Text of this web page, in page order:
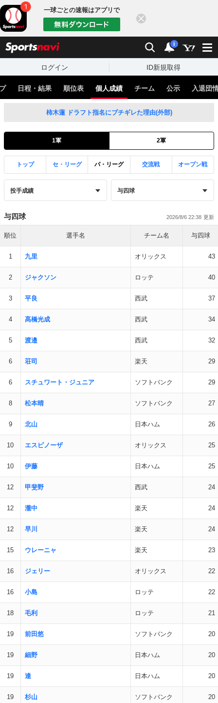
一球ごとの速報はアプリで
検索 通知
i
ログイン ID新規取得
日程・結果 順位表 個人成績 チーム 公示 入退団
柿木蓮 ドラフト指名にブチギレた理由(外部)
1軍 2軍
トップ セ・リーグ パ・リーグ 交流戦 オープン戦
与四球 2026/8/6 22:38
順位 選手名 チーム名 与四球
1 九里 オリックス 43
2 ジャクソン ロッテ 40
3 平良 西武 37
4 髙橋光成 西武 34
5 渡邉 西武 32
6 荘司 楽天 29
6 スチュワート・ジュニア ソフトバンク 29
8 松本晴 ソフトバンク 27
9 北山 日本ハム 26
10 エスピノーザ オリックス 25
10 伊藤 日本ハム 25
12 甲斐野 西武 24
12 瀧中 楽天 24
12 早川 楽天 24
15 ウレーニャ 楽天 23
16 ジェリー オリックス 22
16 小島 ロッテ 22
18 毛利 ロッテ 21
19 前田悠 ソフトバンク 20
19 細野 日本ハム 20
19 達 日本ハム 20
19 杉山 ソフトバンク 20